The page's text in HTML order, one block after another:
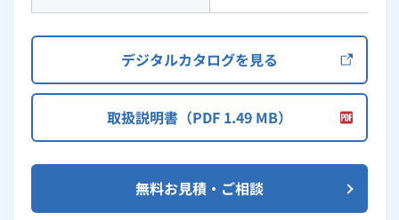
デジタルカタログを見る
取扱説明書（PDF 1.49 MB）
無料お見積・ご相談